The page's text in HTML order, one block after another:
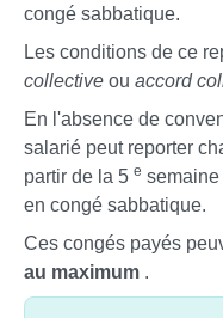
congé sabbatique.
Les conditions de ce
collective ou accord
En l'absence de
salarié peut reporter
partir de la 5 e
en congé sabbatique.
Ces congés payés
au maximum .